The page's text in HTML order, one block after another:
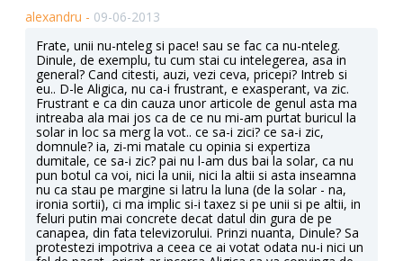
alexandru - 09-06-2013
Frate, unii nu-nteleg si pace! sau se fac ca nu-nteleg.
Dinule, de exemplu, tu cum stai cu intelegerea, asa in
general? Cand citesti, auzi, vezi ceva, pricepi? Intreb si
eu.. D-le Aligica, nu ca-i frustrant, e exasperant, va zic.
Frustrant e ca din cauza unor articole de genul asta ma
intreaba ala mai jos ca de ce nu mi-am purtat buricul la
solar in loc sa merg la vot.. ce sa-i zici? ce sa-i zic,
domnule? ia, zi-mi matale cu opinia si expertiza
dumitale, ce sa-i zic? pai nu l-am dus bai la solar, ca nu
pun botul ca voi, nici la unii, nici la altii si asta inseamna
nu ca stau pe margine si latru la luna (de la solar - na,
ironia sortii), ci ma implic si-i taxez si pe unii si pe altii, in
feluri putin mai concrete decat datul din gura de pe
canapea, din fata televizorului. Prinzi nuanta, Dinule? Sa
protestezi impotriva a ceea ce ai votat odata nu-i nici un